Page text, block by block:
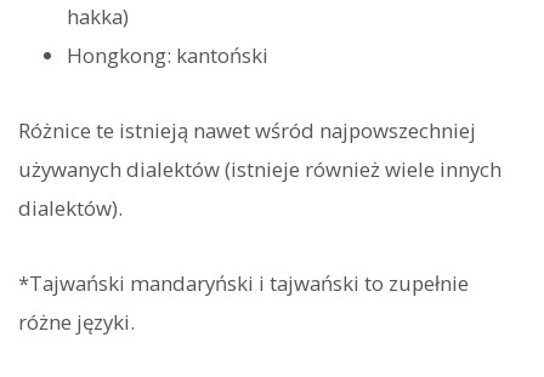
hakka)
Hongkong: kantoński
Różnice te istnieją nawet wśród najpowszechniej
używanych dialektów (istnieje również wiele innych
dialektów).
*Tajwański mandaryński i tajwański to zupełnie
różne języki.